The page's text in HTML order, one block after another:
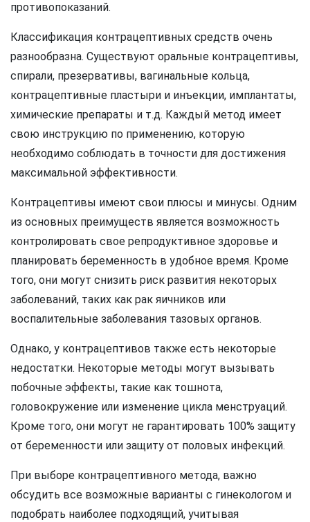
противопоказаний.
Классификация контрацептивных средств очень
разнообразна. Существуют оральные контрацептивы,
спирали, презервативы, вагинальные кольца,
контрацептивные пластыри и инъекции, имплантаты,
химические препараты и т.д. Каждый метод имеет
свою инструкцию по применению, которую
необходимо соблюдать в точности для достижения
максимальной эффективности.
Контрацептивы имеют свои плюсы и минусы. Одним
из основных преимуществ является возможность
контролировать свое репродуктивное здоровье и
планировать беременность в удобное время. Кроме
того, они могут снизить риск развития некоторых
заболеваний, таких как рак яичников или
воспалительные заболевания тазовых органов.
Однако, у контрацептивов также есть некоторые
недостатки. Некоторые методы могут вызывать
побочные эффекты, такие как тошнота,
головокружение или изменение цикла менструаций.
Кроме того, они могут не гарантировать 100% защиту
от беременности или защиту от половых инфекций.
При выборе контрацептивного метода, важно
обсудить все возможные варианты с гинекологом и
подобрать наиболее подходящий, учитывая